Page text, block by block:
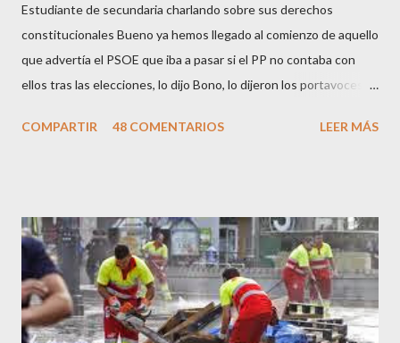
Estudiante de secundaria charlando sobre sus derechos
constitucionales Bueno ya hemos llegado al comienzo de aquello
que advertía el PSOE que iba a pasar si el PP no contaba con
ellos tras las elecciones, lo dijo Bono, lo dijeron los portavoces
los okupas, los red skins, los sharps o los anarcos porque a estos
caballeretes salieran en Valencia a la calle, dispuestos a hacer lo
que les viniera en gana, manifestarse sin la autorización
pertinente, cortar el tráfico de las calles más céntricas, volcar los
contenedores de vidrio para tener botellas a mano para agredir a
los agentes, incendiar contenedores, apedrear a la policía,
COMPARTIR 48 COMENTARIOS LEER MÁS